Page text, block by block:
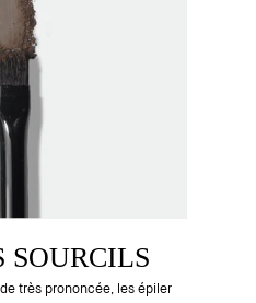
SOURCILS
très prononcée, les épiler